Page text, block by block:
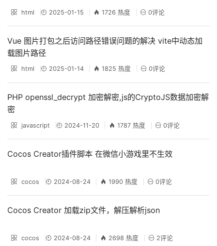
html 2025-01-15 1726 热度 0评论
Vue 图片打包之后访问路径错误问题的解决 vite中动态加
载图片路径
html 2025-01-14 1825 热度 0评论
PHP openssl_decrypt 加密解密,js的CryptoJS数据加密解
密
javascript 2024-11-20 1787 热度 0评论
Cocos Creator插件脚本 在微信小游戏里不生效
cocos 2024-08-24 1990 热度 0评论
Cocos Creator 加载zip文件，解压解析json
cocos 2024-08-24 2698 热度 2评论